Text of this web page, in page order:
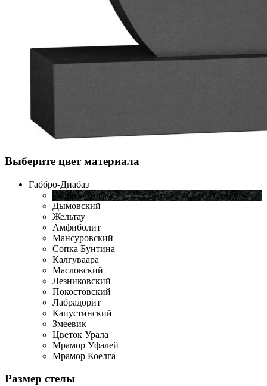
Выберите цвет материала
Габбро-Диабаз
Габбро-Диабаз
Дымовский
Жельтау
Амфиболит
Мансуровский
Сопка Бунтина
Калгуваара
Масловский
Лезниковский
Покостовский
Лабрадорит
Капустинский
Змеевик
Цветок Урала
Мрамор Уфалей
Мрамор Коелга
Размер стелы